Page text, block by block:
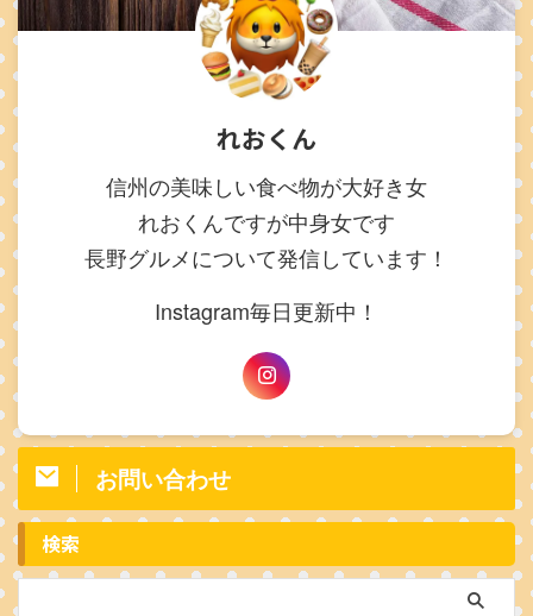
れおくん
信州の美味しい食べ物が大好き女
れおくんですが中身女です
長野グルメについて発信しています！
Instagram毎日更新中！
お問い合わせ
検索